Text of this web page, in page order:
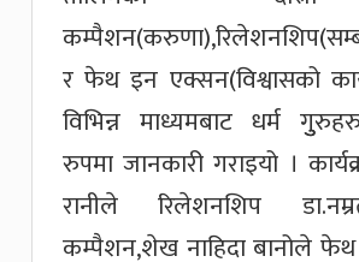
र फेथ इन एक्सन(विश्वासको
विभिन्न माध्यमबाट धर्म
रुपमा जानकारी गराइयो ।
रानीले रिलेशनशिप
कम्पैशन,शेख नाहिदा बानोले